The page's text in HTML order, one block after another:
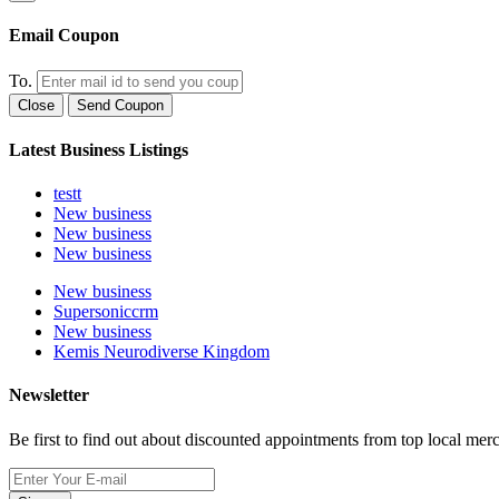
Email Coupon
To.
Close Send Coupon
Latest Business Listings
testt
New business
New business
New business
New business
Supersoniccrm
New business
Kemis Neurodiverse Kingdom
Newsletter
Be first to find out about discounted appointments from top local